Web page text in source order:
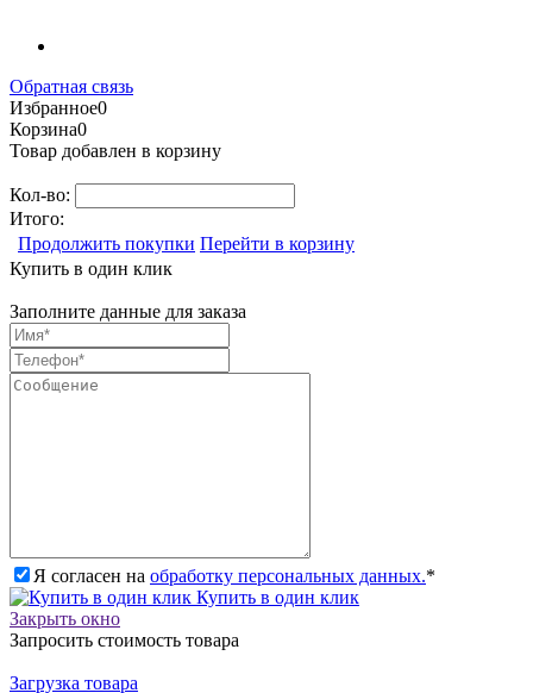
Обратная связь
Избранное0
Корзина0
Товар добавлен в корзину
Кол-во:
Итого:
Продолжить покупки Перейти в корзину
Купить в один клик
Заполните данные для заказа
Я согласен на обработку персональных данных.*
Купить в один клик
Закрыть окно
Запросить стоимость товара
Загрузка товара